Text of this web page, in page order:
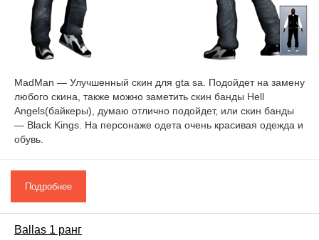
MadMan — Улучшенный скин для gta sa. Подойдет на замену
любого скина, также можно заметить скин банды Hell
Angels(байкеры), думаю отлично подойдет, или скин банды
— Black Kings. На персонаже одета очень красивая одежда и
обувь.
Подробнее
Ballas 1 ранг